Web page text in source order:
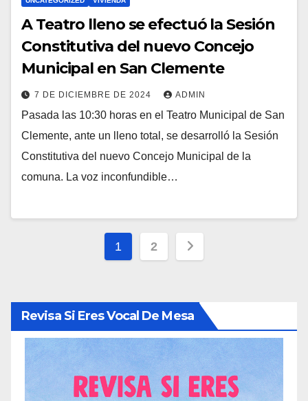
A Teatro lleno se efectuó la Sesión
Constitutiva del nuevo Concejo
Municipal en San Clemente
7 DE DICIEMBRE DE 2024 ADMIN
Pasada las 10:30 horas en el Teatro Municipal de San
Clemente, ante un lleno total, se desarrolló la Sesión
Constitutiva del nuevo Concejo Municipal de la
comuna. La voz inconfundible…
Paginación
entradas
1 2
Revisa Si Eres Vocal De Mesa